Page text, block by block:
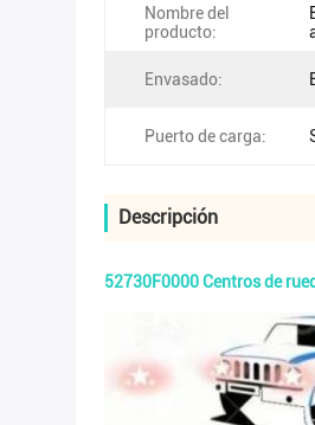
Nombre del
producto:
Envasado:
Puerto de carga:
Descripción
52730F0000 Centros de